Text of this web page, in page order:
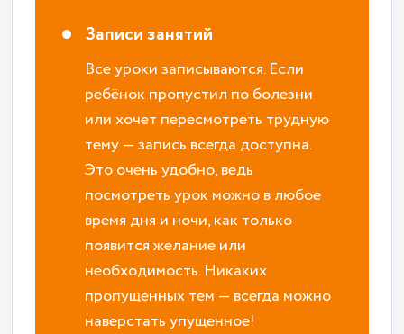
Записи занятий
Все уроки записываются. Если
ребёнок пропустил по болезни
или хочет пересмотреть трудную
тему — запись всегда доступна.
Это очень удобно, ведь
посмотреть урок можно в любое
время дня и ночи, как только
появится желание или
необходимость. Никаких
пропущенных тем — всегда можно
наверстать упущенное!